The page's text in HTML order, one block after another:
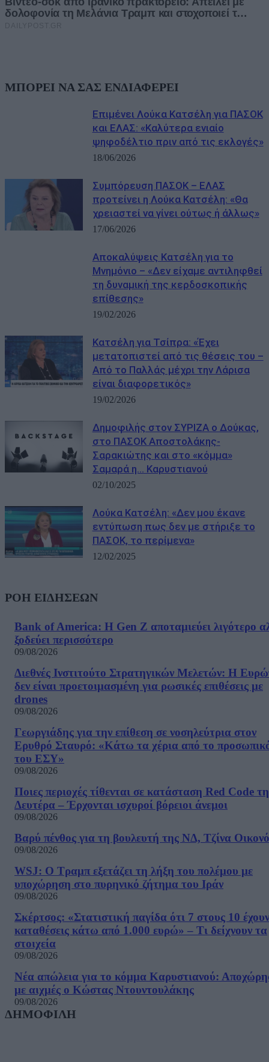
ΜΠΟΡΕΙ ΝΑ ΣΑΣ ΕΝΔΙΑΦΕΡΕΙ
Επιμένει Λούκα Κατσέλη για ΠΑΣΟΚ
και ΕΛΑΣ: «Καλύτερα ενιαίο
ψηφοδέλτιο πριν από τις εκλογές»
18/06/2026
Συμπόρευση ΠΑΣΟΚ – ΕΛΑΣ
προτείνει η Λούκα Κατσέλη: «Θα
χρειαστεί να γίνει ούτως ή άλλως»
17/06/2026
Αποκαλύψεις Κατσέλη για το
Μνημόνιο – «Δεν είχαμε αντιληφθεί
τη δυναμική της κερδοσκοπικής
επίθεσης»
19/02/2026
Κατσέλη για Τσίπρα: «Έχει
μετατοπιστεί από τις θέσεις του –
Από το Παλλάς μέχρι την Λάρισα
είναι διαφορετικός»
19/02/2026
Δημοφιλής στον ΣΥΡΙΖΑ ο Δούκας,
στο ΠΑΣΟΚ Αποστολάκης-
Σαρακιώτης και στο «κόμμα»
Σαμαρά η… Καρυστιανού
02/10/2025
Λούκα Κατσέλη: «Δεν μου έκανε
εντύπωση πως δεν με στήριξε το
ΠΑΣΟΚ, το περίμενα»
12/02/2025
ΡΟΗ ΕΙΔΗΣΕΩΝ
Bank of America: Η Gen Z αποταμιεύει λιγότερο
ξοδεύει περισσότερο
09/08/2026
Διεθνές Ινστιτούτο Στρατηγικών Μελετών: Η
δεν είναι προετοιμασμένη για ρωσικές επιθέσεις με
drones
09/08/2026
Γεωργιάδης για την επίθεση σε νοσηλεύτρια στον
Ερυθρό Σταυρό: «Κάτω τα χέρια από το
του ΕΣΥ»
09/08/2026
Ποιες περιοχές τίθενται σε κατάσταση Red Code τη
Δευτέρα – Έρχονται ισχυροί βόρειοι άνεμοι
09/08/2026
Βαρύ πένθος για τη βουλευτή της ΝΔ, Τζίνα
09/08/2026
WSJ: Ο Τραμπ εξετάζει τη λήξη του πολέμου με
υποχώρηση στο πυρηνικό ζήτημα του Ιράν
09/08/2026
Σκέρτσος: «Στατιστική παγίδα ότι 7 στους 10 έχουν
καταθέσεις κάτω από 1.000 ευρώ» – Τι δείχνουν τα
στοιχεία
09/08/2026
Νέα απώλεια για το κόμμα Καρυστιανού:
με αιχμές ο Κώστας Ντουντουλάκης
09/08/2026
ΔΗΜΟΦΙΛΗ